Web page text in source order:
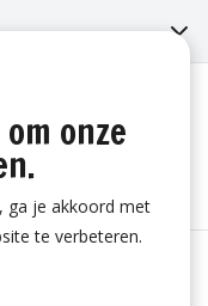
onze
ga je akkoord met
te verbeteren.